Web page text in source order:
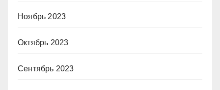
Ноябрь 2023
Октябрь 2023
Сентябрь 2023